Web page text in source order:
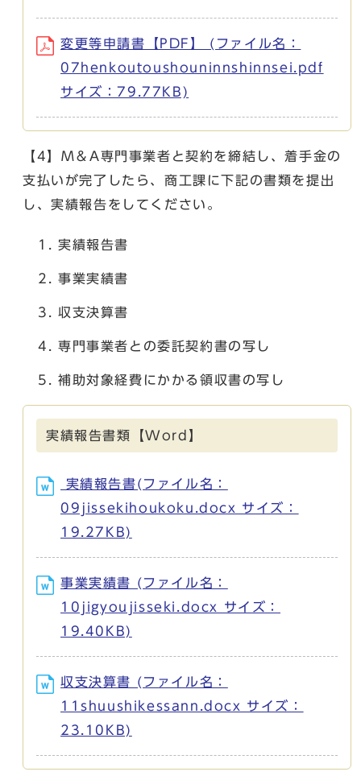
変更等申請書【PDF】 (ファイル名：
07henkoutoushouninnshinnsei.pdf
サイズ：79.77KB)
【4】M＆A専門事業者と契約を締結し、着手金の
支払いが完了したら、商工課に下記の書類を提出
し、実績報告をしてください。
実績報告書
事業実績書
収支決算書
専門事業者との委託契約書の写し
補助対象経費にかかる領収書の写し
実績報告書類【Word】
実績報告書(ファイル名：
09jissekihoukoku.docx サイズ：
19.27KB)
事業実績書 (ファイル名：
10jigyoujisseki.docx サイズ：
19.40KB)
収支決算書 (ファイル名：
11shuushikessann.docx サイズ：
23.10KB)